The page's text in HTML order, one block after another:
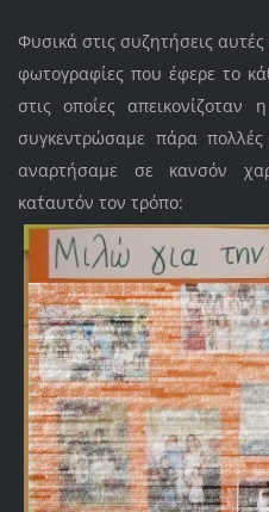
Φυσικά στις συζητήσεις
φωτογραφίες που έφερε το
στις οποίες απεικονίζοταν
συγκεντρώσαμε πάρα πολλές
αναρτήσαμε σε κανσόν
κατ΄αυτόν τον τρόπο: